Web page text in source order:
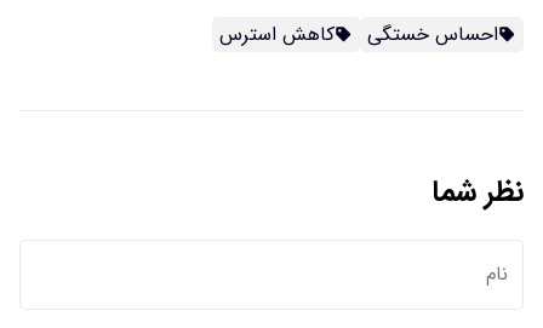
احساس خستگی کاهش استرس
نظر شما